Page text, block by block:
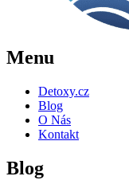
Menu
Detoxy.cz
Blog
O Nás
Kontakt
Blog